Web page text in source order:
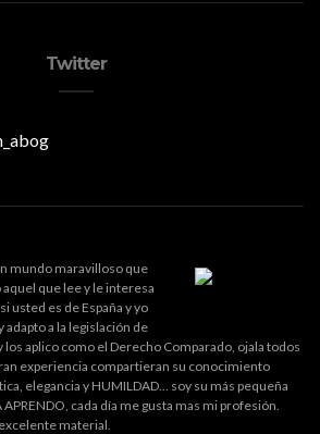
Twitter
mundo maravilloso que
que lee y le interesa
usted es de España y yo
a la legislación de
los aplico como el Derecho Comparado, ojala todos
experiencia compartieran su conocimiento
elegancia y HUMILDAD... soy su más pequeña
cada día me gusta mas mi profesión.
material.